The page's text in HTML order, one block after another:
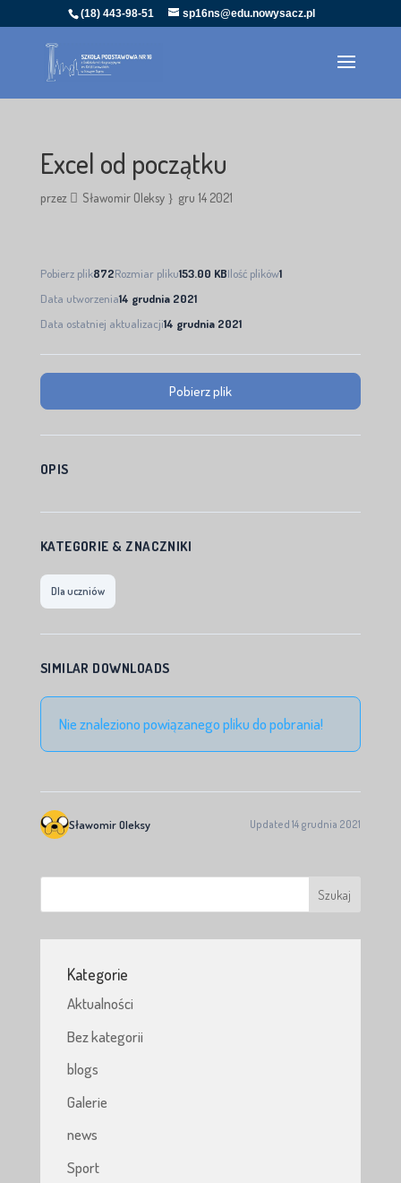
(18) 443-98-51 sp16ns@edu.nowysacz.pl
Excel od początku
przez Sławomir Oleksy gru 14 2021
Pobierz plik872Rozmiar pliku153.00 KBIlość plików1
Data utworzenia14 grudnia 2021
Data ostatniej aktualizacji14 grudnia 2021
Pobierz plik
OPIS
KATEGORIE & ZNACZNIKI
Dla uczniów
SIMILAR DOWNLOADS
Nie znaleziono powiązanego pliku do pobrania!
Sławomir Oleksy Updated 14 grudnia 2021
Kategorie
Aktualności
Bez kategorii
blogs
Galerie
news
Sport